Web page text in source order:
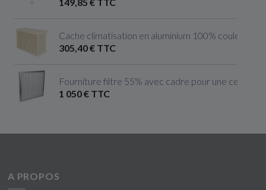
149,85 € TTC
Cache climatisation en aluminium 100% couleur
305,40 € TTC
Fourniture filtre 55% avec cadre pour une
1 050 € TTC
A PROPOS